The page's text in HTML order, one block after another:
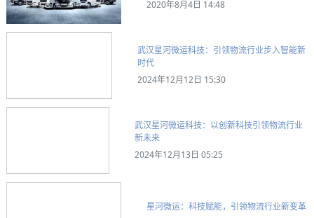
2020年8月4日 14:48
武汉星河微运科技：引领物流行业步入智能新
时代
2024年12月12日 15:30
武汉星河微运科技：以创新科技引领物流行业
新未来
2024年12月13日 05:25
星河微运：科技赋能，引领物流行业新变革